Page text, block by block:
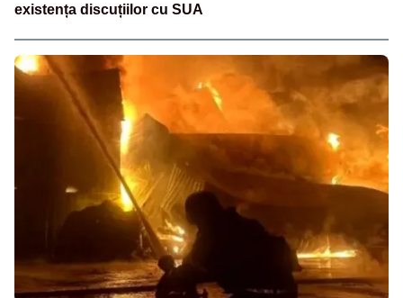
existența discuțiilor cu SUA